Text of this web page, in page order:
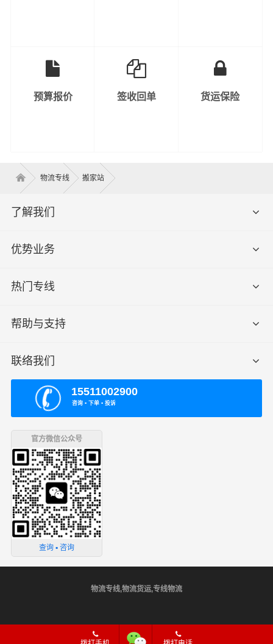
预算报价 签收回单 货运保险
物流专线 搬家站
了解我们
优势业务
热门专线
帮助与支持
联络我们
15511002900
咨询 ▪ 下单 ▪ 投诉
官方微信公众号
查询 ▪ 咨询
物流专线,物流货运,专线物流
包头 青岛